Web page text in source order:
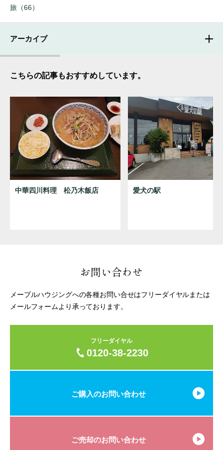
旅（66）
アーカイブ
こちらの記事もおすすめしています。
中華四川料理 松乃木飯店 愛犬の駅
お問い合わせ
メープルハウジングへの各種お問い合せはフリーダイヤルまたは
メールフォームより承っております。
フリーダイヤル
0120-38-2230
ご購入のお問い合わせ
ご売却のお問い合わせ